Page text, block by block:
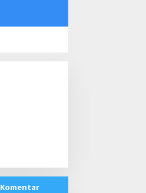
Komentar